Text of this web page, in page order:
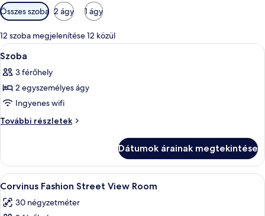
Szobákhoz
rendelkezésre
álló
szűrők
Összes szoba 2 ágy 1 ágy
12 szoba megjelenítése 12 közül
A
következő
szoba
összes
képének
megtekintése:
Egy kétágyas szoba,
7
Szoba
3 férőhely
2 egyszemélyes ágy
Ingyenes wifi
További részletek
Szoba
Dátumok árainak megtekintése
A
következő
szoba
Egy szállodai szoba, amelyben egy
10
Corvinus Fashion Street View Room
30 négyzetméter